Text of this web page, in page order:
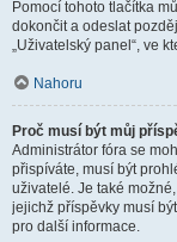
Pomocí tohoto tlačítka
dokončit a odeslat
„Uživatelský panel“, ve
Nahoru
Proč musí být můj
Administrátor fóra se
přispíváte, musí být
uživatelé. Je také
jejichž příspěvky musí
pro další informace.